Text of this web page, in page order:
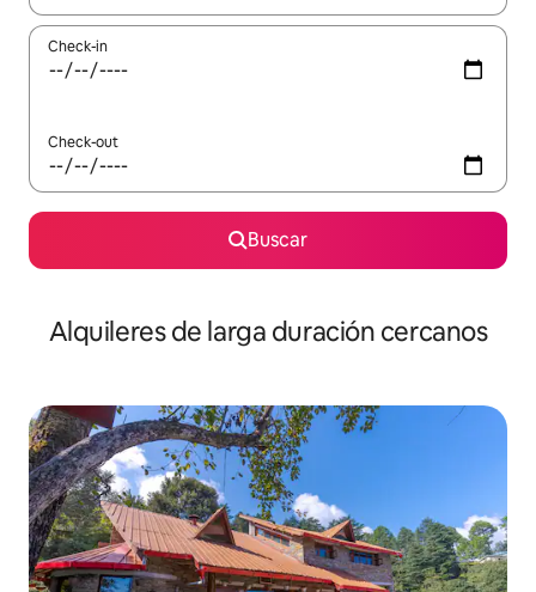
Check-in
Check-out
Buscar
Alquileres de larga duración cercanos